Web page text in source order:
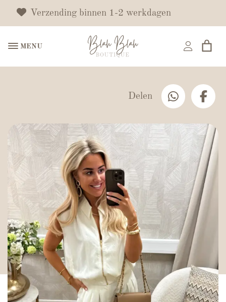
Verzending binnen 1-2 werkdagen
MENU
Delen